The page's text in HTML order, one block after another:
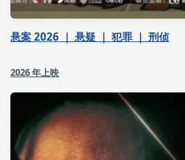
悬案 2026 ｜ 悬疑 ｜ 犯罪 ｜ 刑侦
2026 年上映